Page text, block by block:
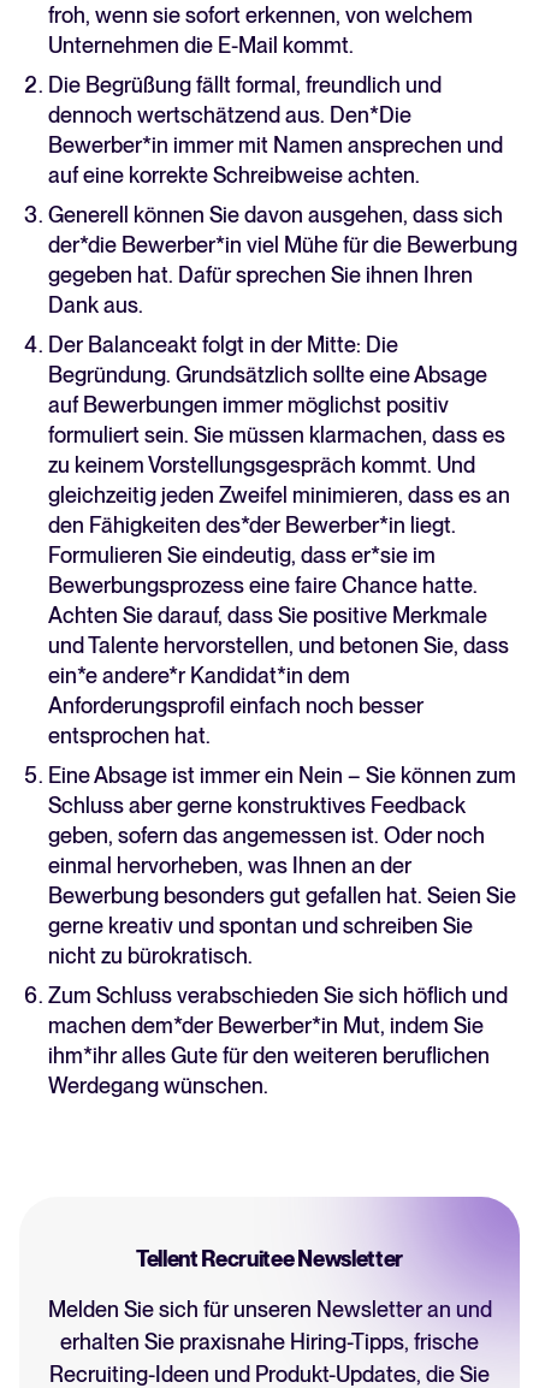
froh, wenn sie sofort erkennen, von welchem
Unternehmen die E-Mail kommt.
Die Begrüßung fällt formal, freundlich und
dennoch wertschätzend aus. Den*Die
Bewerber*in immer mit Namen ansprechen und
auf eine korrekte Schreibweise achten.
Generell können Sie davon ausgehen, dass sich
der*die Bewerber*in viel Mühe für die Bewerbung
gegeben hat. Dafür sprechen Sie ihnen Ihren
Dank aus.
Der Balanceakt folgt in der Mitte: Die
Begründung. Grundsätzlich sollte eine Absage
auf Bewerbungen immer möglichst positiv
formuliert sein. Sie müssen klarmachen, dass es
zu keinem Vorstellungsgespräch kommt. Und
gleichzeitig jeden Zweifel minimieren, dass es an
den Fähigkeiten des*der Bewerber*in liegt.
Formulieren Sie eindeutig, dass er*sie im
Bewerbungsprozess eine faire Chance hatte.
Achten Sie darauf, dass Sie positive Merkmale
und Talente hervorstellen, und betonen Sie, dass
ein*e andere*r Kandidat*in dem
Anforderungsprofil einfach noch besser
entsprochen hat.
Eine Absage ist immer ein Nein – Sie können zum
Schluss aber gerne konstruktives Feedback
geben, sofern das angemessen ist. Oder noch
einmal hervorheben, was Ihnen an der
Bewerbung besonders gut gefallen hat. Seien Sie
gerne kreativ und spontan und schreiben Sie
nicht zu bürokratisch.
Zum Schluss verabschieden Sie sich höflich und
machen dem*der Bewerber*in Mut, indem Sie
ihm*ihr alles Gute für den weiteren beruflichen
Werdegang wünschen.
Tellent Recruitee Newsletter
Melden Sie sich für unseren Newsletter an und
erhalten Sie praxisnahe Hiring-Tipps, frische
Recruiting-Ideen und Produkt-Updates, die Sie